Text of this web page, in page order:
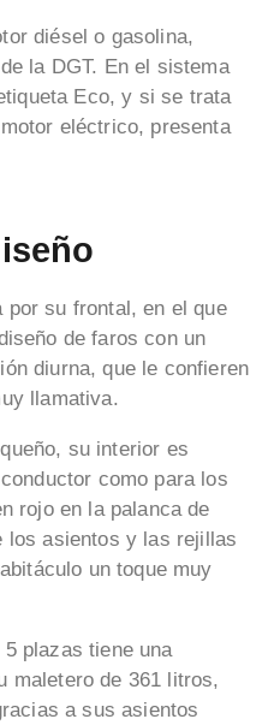
diésel o gasolina,
la DGT. En el sistema
Eco, y si se trata
eléctrico, presenta
por su frontal, en el que
de faros con un
diurna, que le confieren
llamativa.
su interior es
como para los
rojo en la palanca de
los asientos y las rejillas
un toque muy
plazas tiene una
maletero de 361 litros,
a sus asientos